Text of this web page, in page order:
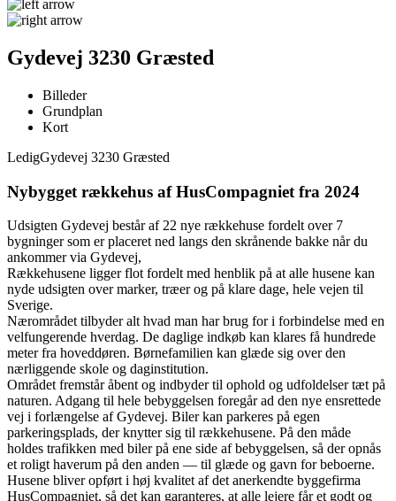
Gydevej 3230 Græsted
Billeder
Grundplan
Kort
LedigGydevej 3230 Græsted
Nybygget rækkehus af HusCompagniet fra 2024
Udsigten Gydevej består af 22 nye rækkehuse fordelt over 7
bygninger som er placeret ned langs den skrånende bakke når du
ankommer via Gydevej,
Rækkehusene ligger flot fordelt med henblik på at alle husene kan
nyde udsigten over marker, træer og på klare dage, hele vejen til
Sverige.
Nærområdet tilbyder alt hvad man har brug for i forbindelse med en
velfungerende hverdag. De daglige indkøb kan klares få hundrede
meter fra hoveddøren. Børnefamilien kan glæde sig over den
nærliggende skole og daginstitution.
Området fremstår åbent og indbyder til ophold og udfoldelser tæt på
naturen. Adgang til hele bebyggelsen foregår ad den nye ensrettede
vej i forlængelse af Gydevej. Biler kan parkeres på egen
parkeringsplads, der knytter sig til rækkehusene. På den måde
holdes trafikken med biler på ene side af bebyggelsen, så der opnås
et roligt haverum på den anden — til glæde og gavn for beboerne.
Husene bliver opført i høj kvalitet af det anerkendte byggefirma
HusCompagniet, så det kan garanteres, at alle lejere får et godt og